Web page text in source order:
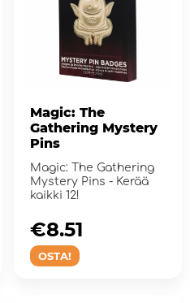
Magic: The
Gathering Mystery
Pins
Magic: The Gathering
Mystery Pins - Kerää
kaikki 12!
OSTA!
€8.51